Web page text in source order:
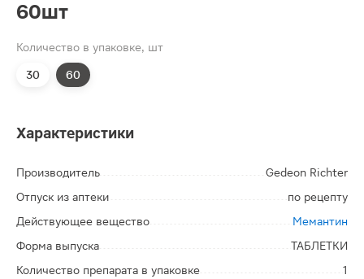
60шт
Количество в упаковке, шт
30 60
Характеристики
Производитель
Gedeon Richter
Отпуск из аптеки
по рецепту
Действующее вещество
Мемантин
Форма выпуска
ТАБЛЕТКИ
Количество препарата в упаковке
1